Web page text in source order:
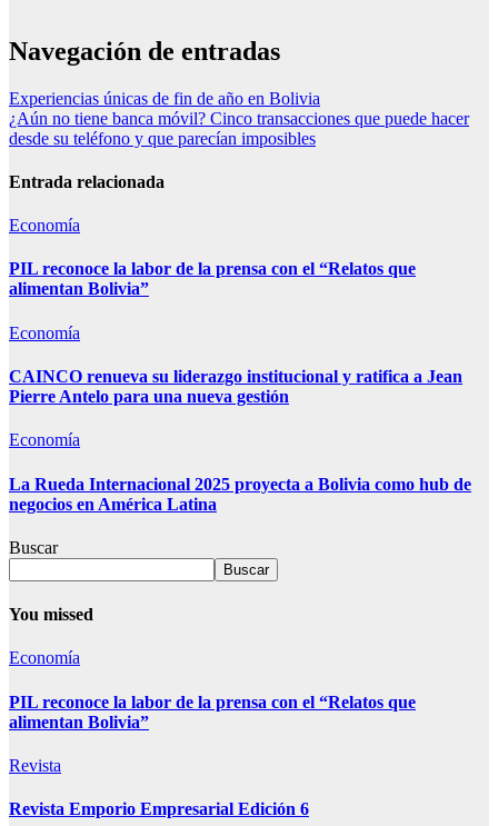
Navegación de entradas
Experiencias únicas de fin de año en Bolivia
¿Aún no tiene banca móvil? Cinco transacciones que puede hacer
desde su teléfono y que parecían imposibles
Entrada relacionada
Economía
PIL reconoce la labor de la prensa con el “Relatos que
alimentan Bolivia”
Economía
CAINCO renueva su liderazgo institucional y ratifica a Jean
Pierre Antelo para una nueva gestión
Economía
La Rueda Internacional 2025 proyecta a Bolivia como hub de
negocios en América Latina
Buscar
Buscar
You missed
Economía
PIL reconoce la labor de la prensa con el “Relatos que
alimentan Bolivia”
Revista
Revista Emporio Empresarial Edición 6